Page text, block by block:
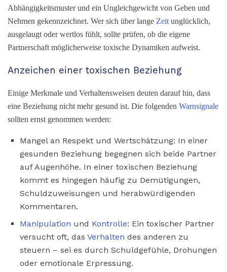
Abhängigkeitsmuster und ein Ungleichgewicht von Geben und
Nehmen gekennzeichnet. Wer sich über lange Zeit unglücklich,
ausgelaugt oder wertlos fühlt, sollte prüfen, ob die eigene
Partnerschaft möglicherweise toxische Dynamiken aufweist.
Anzeichen einer toxischen Beziehung
Einige Merkmale und Verhaltensweisen deuten darauf hin, dass
eine Beziehung nicht mehr gesund ist. Die folgenden Warnsignale
sollten ernst genommen werden:
Mangel an Respekt und Wertschätzung: In einer
gesunden Beziehung begegnen sich beide Partner
auf Augenhöhe. In einer toxischen Beziehung
kommt es hingegen häufig zu Demütigungen,
Schuldzuweisungen und herabwürdigenden
Kommentaren.
Manipulation und Kontrolle: Ein toxischer Partner
versucht oft, das Verhalten des anderen zu
steuern – sei es durch Schuldgefühle, Drohungen
oder emotionale Erpressung.